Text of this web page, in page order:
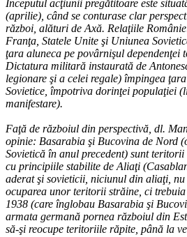
Începutul acţiunii pregătitoare este
(aprilie), când se conturase clar
război, alături de Axă. Relaţiile
Franţa, Statele Unite şi Uniunea
ţara aluneca pe povârnişul dependenţei
Dictatura militară instaurată de
legionare şi a celei regale) împingea
Sovietice, împotriva dorinţei populaţiei
manifestare).
Faţă de războiul din perspectivă, dl.
opinie: Basarabia şi Bucovina de Nord
Sovietică în anul precedent) sunt
cu principiile stabilite de Aliaţi
aderat şi sovieticii, niciunul din aliaţi,
ocuparea unor teritorii străine, ci
1938 (care înglobau Basarabia şi
armata germană pornea războiul din
să-şi reocupe teritoriile răpite, până la